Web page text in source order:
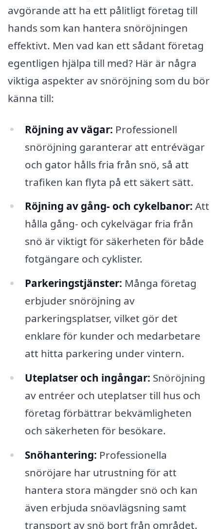
avgörande att ha ett pålitligt företag till
hands som kan hantera snöröjningen
effektivt. Men vad kan ett sådant företag
egentligen hjälpa till med? Här är några
viktiga aspekter av snöröjning som du bör
känna till:
Röjning av vägar: Professionell
snöröjning garanterar att entrévägar
och gator hålls fria från snö, så att
trafiken kan flyta på ett säkert sätt.
Röjning av gång- och cykelbanor: Att
hålla gång- och cykelvägar fria från
snö är viktigt för säkerheten för både
fotgängare och cyklister.
Parkeringstjänster: Många företag
erbjuder snöröjning av
parkeringsplatser, vilket gör det
enklare för kunder och medarbetare
att hitta parkering under vintern.
Uteplatser och ingångar: Snöröjning
av entréer och uteplatser till hus och
företag förbättrar bekvämligheten
och säkerheten för besökare.
Snöhantering: Professionella
snöröjare har utrustning för att
hantera stora mängder snö och kan
även erbjuda snöavlägsning samt
transport av snö bort från området.